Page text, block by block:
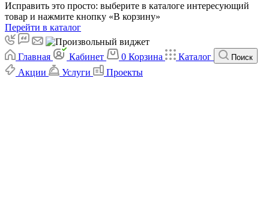
Исправить это просто: выберите в каталоге интересующий
товар и нажмите кнопку «В корзину»
Перейти в каталог
Главная Кабинет 0 Корзина Каталог Поиск
Акции Услуги Проекты